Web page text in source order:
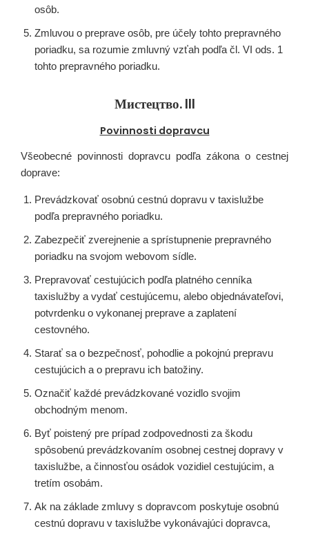
osôb.
Zmluvou o preprave osôb, pre účely tohto prepravného
poriadku, sa rozumie zmluvný vzťah podľa čl. VI ods. 1
tohto prepravného poriadku.
Мистецтво. III
Povinnosti dopravcu
Všeobecné povinnosti dopravcu podľa zákona o cestnej
doprave:
Prevádzkovať osobnú cestnú dopravu v taxislužbe
podľa prepravného poriadku.
Zabezpečiť zverejnenie a sprístupnenie prepravného
poriadku na svojom webovom sídle.
Prepravovať cestujúcich podľa platného cenníka
taxislužby a vydať cestujúcemu, alebo objednávateľovi,
potvrdenku o vykonanej preprave a zaplatení
cestovného.
Starať sa o bezpečnosť, pohodlie a pokojnú prepravu
cestujúcich a o prepravu ich batožiny.
Označiť každé prevádzkované vozidlo svojim
obchodným menom.
Byť poistený pre prípad zodpovednosti za škodu
spôsobenú prevádzkovaním osobnej cestnej dopravy v
taxislužbe, a činnosťou osádok vozidiel cestujúcim, a
tretím osobám.
Ak na základe zmluvy s dopravcom poskytuje osobnú
cestnú dopravu v taxislužbe vykonávajúci dopravca,